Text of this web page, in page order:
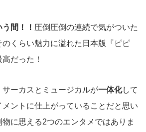
間！！ 圧倒圧倒の連続で気がついた
のくらい魅力に溢れた日本版『ピピ
だった！
サーカスとミュージカルが一体化して
ントに仕上がっていることだと思い
に思える2つのエンタメではありま